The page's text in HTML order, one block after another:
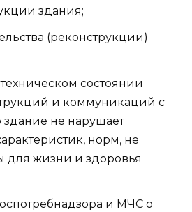
здания;
(реконструкции)
состоянии
и коммуникаций с
здание не нарушает
норм, не
для жизни и здоровья
и МЧС о